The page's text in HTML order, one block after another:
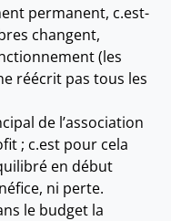
permanent, c.est-
changent,
(les
réécrit pas tous les
de l’association
; c.est pour cela
en début
ni perte.
le budget la